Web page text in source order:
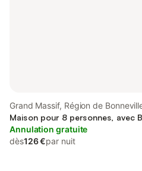
Grand Massif, Région de
Maison pour 8 personnes, avec
Annulation gratuite
dès126 €par nuit